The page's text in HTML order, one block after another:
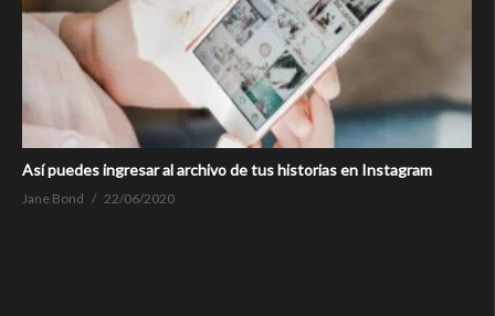
Así puedes ingresar al archivo de tus historias en Instagram
Jane Bond 22/06/2020